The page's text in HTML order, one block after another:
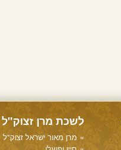
לשכת מרן זצוק"ל
מרן מאור ישראל זצוק"ל